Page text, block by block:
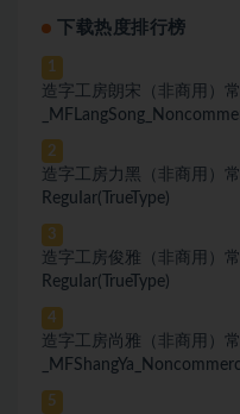
下载热度排行榜
1
造字工房朗宋（非商用）
2
造字工房力黑（非商用）
ReguIar(TrueType)
3
造字工房俊雅（非商用）
ReguIar(TrueType)
4
造字工房尚雅（非商用）
5